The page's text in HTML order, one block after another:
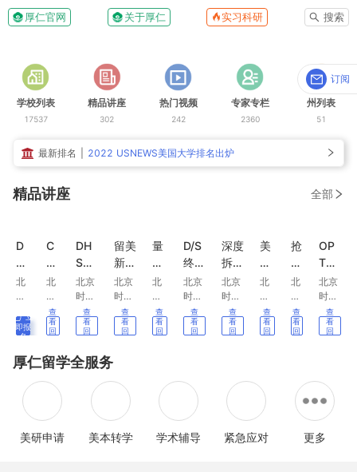
厚仁官网 关于厚仁 实习科研 搜索
学校列表
17537
精品讲座
302
热门视频
242
专家专栏
2360
州列表
51
订阅
最新排名 2022 USNEWS美国大学排名出炉
精品讲座 全部
D
H
S
新
解
及
美
新
生
注
北
京
间
8
月
07
周
五
上
立
即报
名
C
S、
E
E、
M
E
业
申
职
业
北
京
时
间
7
月
31
日
上
查
看
回
DH
S新
规之
下：
留学
生如
战秋
北京
时间
7月2
4日
周五
晚上
21:3
查
看
回
留美
新生
入学
必
知，
及D
新规
解读
北京
时间
7月1
7日
周五
0
查
看
回
量
化
金
融/
金
工/
业
解
析
北
京
时
间
7
周
五
上
查
看
回
D/S
终
结：
新规
对O
PT
202
6秋
招指
南
北京
时间
7月0
3日
周五
0
查
看
回
深度
拆
解：
F1
学生
签证
急全
攻略
北京
时间
6月2
6日
周五
查
看
回
美
国
研
究
生/
博
｜
答
疑
专
北
京
时
间
6
周
五
上
查
看
回
抢
跑
2
6
秋
招
式
通
北
京
时
间
6
日
周
查
看
回
OP
T求
职倒
计时
｜求
职策
一次
讲清
北京
时间
6月0
5日
周五
0
查
看
回
厚仁留学全服务
美研申请 美本转学 学术辅导 紧急应对 更多